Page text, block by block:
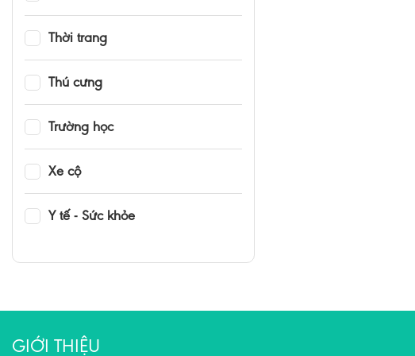
Thời trang
Thú cưng
Trường học
Xe cộ
Y tế - Sức khỏe
GIỚI THIỆU